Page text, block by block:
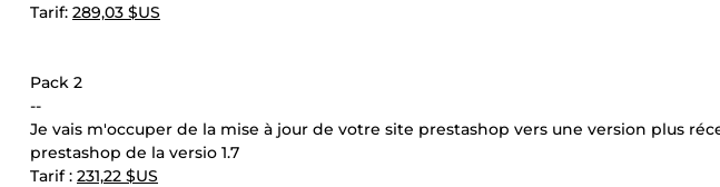
Tarif: 289,03 $US
Pack 2
--
Je vais m'occuper de la mise à jour de votre site prestashop vers une version plus
prestashop de la versio 1.7
Tarif : 231,22 $US